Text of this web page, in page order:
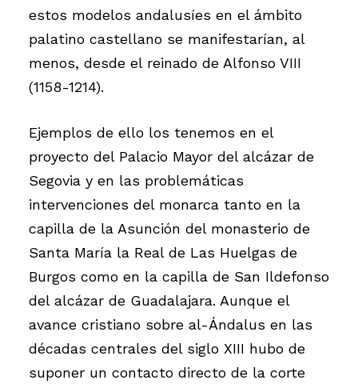
estos modelos andalusíes en el ámbito
palatino castellano se manifestarían, al
menos, desde el reinado de Alfonso VIII
(1158-1214).
Ejemplos de ello los tenemos en el
proyecto del Palacio Mayor del alcázar de
Segovia y en las problemáticas
intervenciones del monarca tanto en la
capilla de la Asunción del monasterio de
Santa María la Real de Las Huelgas de
Burgos como en la capilla de San Ildefonso
del alcázar de Guadalajara. Aunque el
avance cristiano sobre al-Ándalus en las
décadas centrales del siglo XIII hubo de
suponer un contacto directo de la corte